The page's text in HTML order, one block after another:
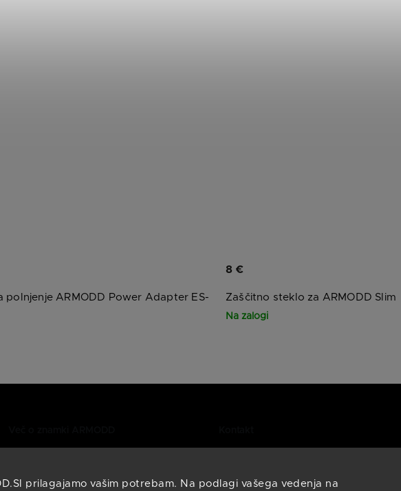
prilagajamo vašim potrebam. Na podlagi vašega vedenja na
polnjenje ARMODD Power Adapter ES-
Zaščitno steklo za ARMODD Slim
Na zalogi
8 €
pomagali.